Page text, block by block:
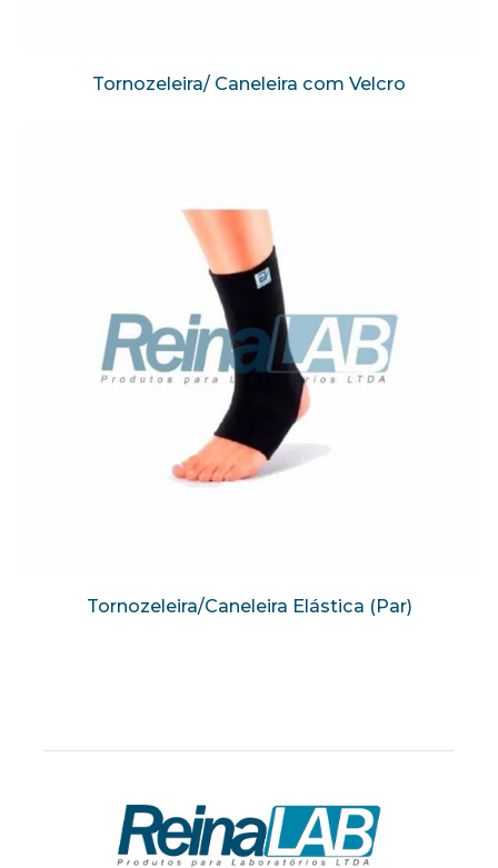
Tornozeleira/ Caneleira com Velcro
Tornozeleira/Caneleira Elástica (Par)